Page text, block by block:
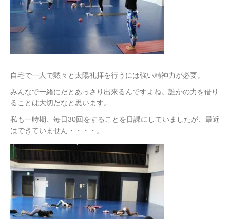
自宅で一人で黙々と太陽礼拝を行うには強い精神力が必要。
みんなで一緒にだとあっさり出来るんですよね。誰かの力を借り
ることは大切だなと思います。
私も一時期、毎日30回をすることを日課にしていましたが、最近
はできていません・・・・。